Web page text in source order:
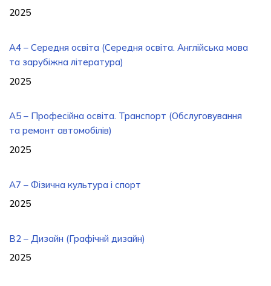
2025
A4 – Середня освіта (Середня освіта. Англійська мова
та зарубіжна література)
2025
A5 – Професійна освіта. Транспорт (Обслуговування
та ремонт автомобілів)
2025
A7 – Фізична культура і спорт
2025
B2 – Дизайн (Графічнй дизайн)
2025